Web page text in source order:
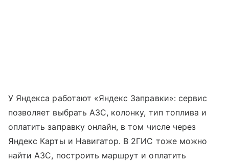
У Яндекса работают «Яндекс Заправки»: сервис
позволяет выбрать АЗС, колонку, тип топлива и
оплатить заправку онлайн, в том числе через
Яндекс Карты и Навигатор. В 2ГИС тоже можно
найти АЗС, построить маршрут и оплатить